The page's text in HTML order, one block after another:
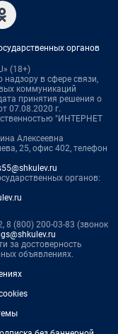
органов
(18+)
в сфере связи,
коммуникаций
принятия решения о
07.08.2020 г.
"ИНТЕРНЕТ
Алексеевна
25, офис 402, телефон
органов:
8 (800) 200-03-83 (звонок
за достоверность
объявлениях.